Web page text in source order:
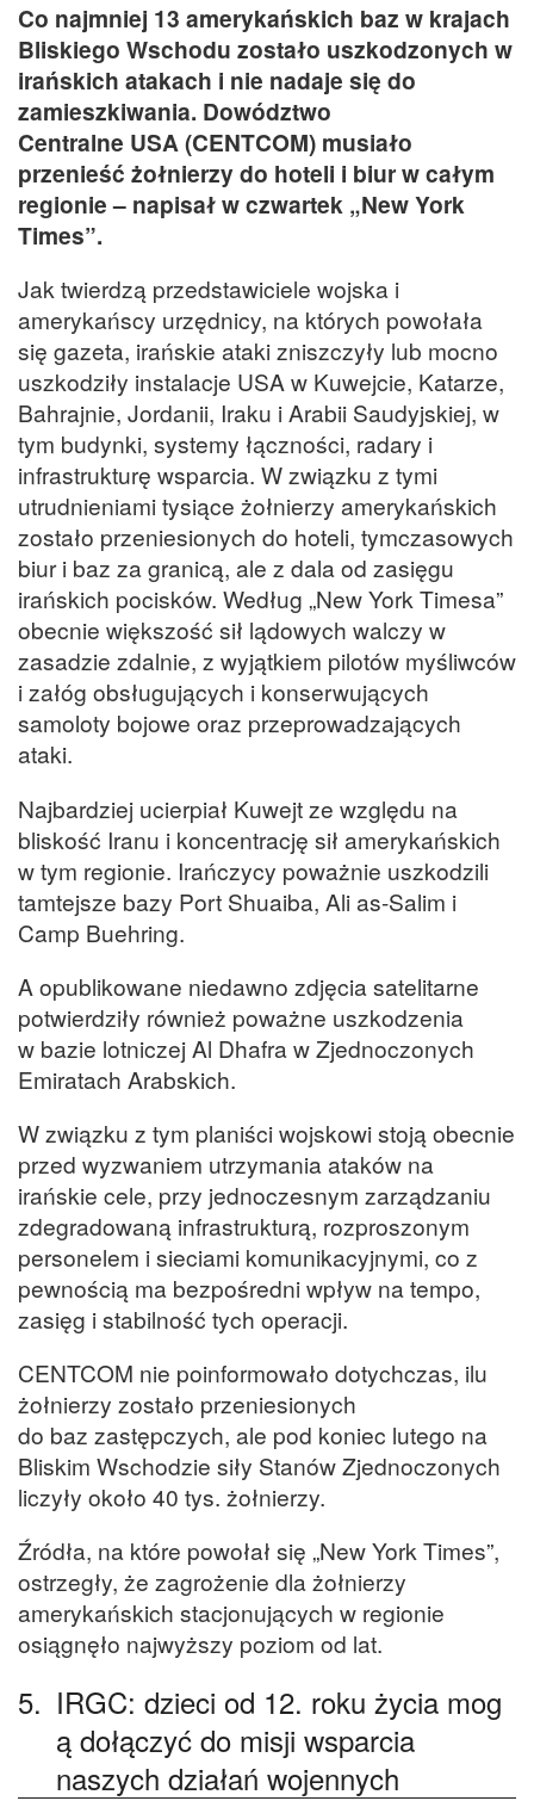
Co najmniej 13 amerykańskich baz w krajach
Bliskiego Wschodu zostało uszkodzonych w
irańskich atakach i nie nadaje się do
zamieszkiwania. Dowództwo
Centralne USA (CENTCOM) musiało
przenieść żołnierzy do hoteli i biur w całym
regionie – napisał w czwartek „New York
Times”.
Jak twierdzą przedstawiciele wojska i
amerykańscy urzędnicy, na których powołała
się gazeta, irańskie ataki zniszczyły lub mocno
uszkodziły instalacje USA w Kuwejcie, Katarze,
Bahrajnie, Jordanii, Iraku i Arabii Saudyjskiej, w
tym budynki, systemy łączności, radary i
infrastrukturę wsparcia. W związku z tymi
utrudnieniami tysiące żołnierzy amerykańskich
zostało przeniesionych do hoteli, tymczasowych
biur i baz za granicą, ale z dala od zasięgu
irańskich pocisków. Według „New York Timesa”
obecnie większość sił lądowych walczy w
zasadzie zdalnie, z wyjątkiem pilotów myśliwców
i załóg obsługujących i konserwujących
samoloty bojowe oraz przeprowadzających
ataki.
Najbardziej ucierpiał Kuwejt ze względu na
bliskość Iranu i koncentrację sił amerykańskich
w tym regionie. Irańczycy poważnie uszkodzili
tamtejsze bazy Port Shuaiba, Ali as-Salim i
Camp Buehring.
A opublikowane niedawno zdjęcia satelitarne
potwierdziły również poważne uszkodzenia
w bazie lotniczej Al Dhafra w Zjednoczonych
Emiratach Arabskich.
W związku z tym planiści wojskowi stoją obecnie
przed wyzwaniem utrzymania ataków na
irańskie cele, przy jednoczesnym zarządzaniu
zdegradowaną infrastrukturą, rozproszonym
personelem i sieciami komunikacyjnymi, co z
pewnością ma bezpośredni wpływ na tempo,
zasięg i stabilność tych operacji.
CENTCOM nie poinformowało dotychczas, ilu
żołnierzy zostało przeniesionych
do baz zastępczych, ale pod koniec lutego na
Bliskim Wschodzie siły Stanów Zjednoczonych
liczyły około 40 tys. żołnierzy.
Źródła, na które powołał się „New York Times”,
ostrzegły, że zagrożenie dla żołnierzy
amerykańskich stacjonujących w regionie
osiągnęło najwyższy poziom od lat.
5. IRGC: dzieci od 12. roku życia mog
ą dołączyć do misji wsparcia
naszych działań wojennych